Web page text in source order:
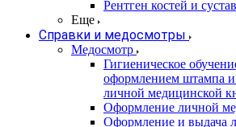
Рентген костей и
Еще
Справки и медосмотры
Медосмотр
Гигиеническое
оформлением штампа
личной медицинской
Оформление личной
Оформление и выдача